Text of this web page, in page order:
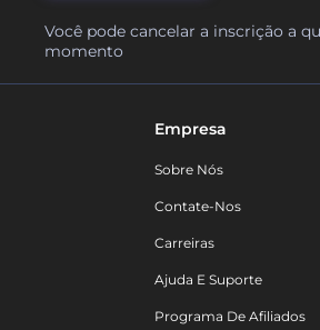
Você pode cancelar a inscrição a
momento
Empresa
Sobre Nós
Contate-Nos
Carreiras
Ajuda E Suporte
Programa De Afiliados